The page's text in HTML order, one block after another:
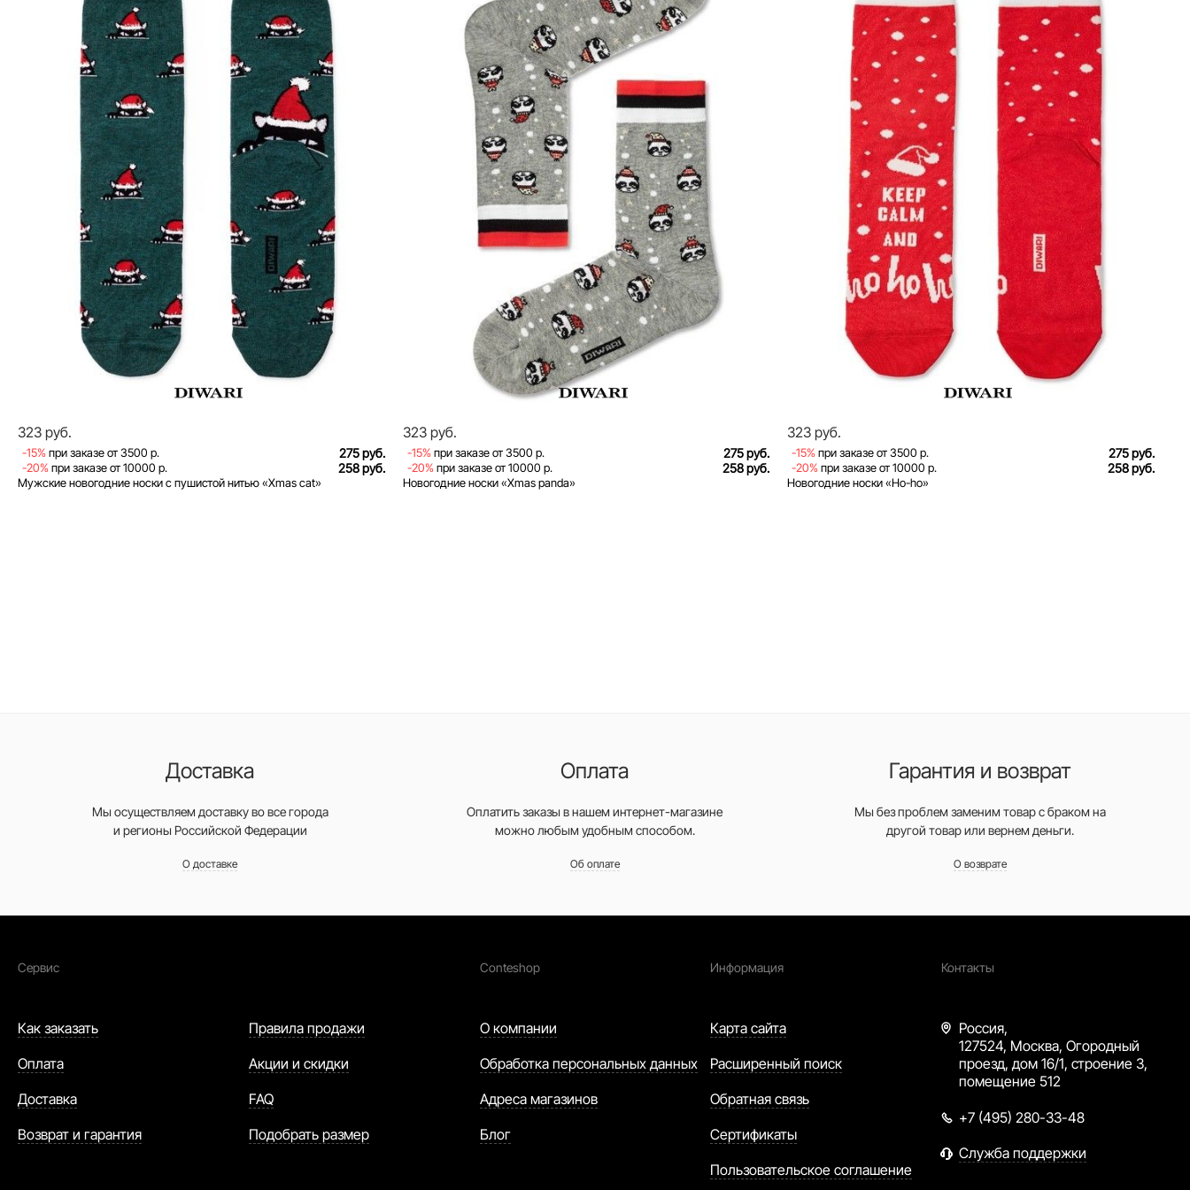
323 руб.
-15% при заказе от 3500 р. 275 руб.
-20% при заказе от 10000 р. 258 руб.
Мужские новогодние носки с пушистой нитью «Xmas cat»
323 руб.
-15% при заказе от 3500 р. 275 руб.
-20% при заказе от 10000 р. 258 руб.
Новогодние носки «Xmas panda»
323 руб.
-15%при заказе от 3500 р. 275 руб.
-20%при заказе от 10000 р. 258 руб.
Новогодние носки «Ho-ho»
Доставка
Мы осуществляем доставку во все города
и регионы Российской Федерации
О доставке
Оплата
Оплатить заказы в нашем интернет-магазине
можно любым удобным способом.
Об оплате
Гарантия и возврат
Мы без проблем заменим товар с браком на
другой товар или вернем деньги.
О возврате
Сервис
Как заказать
Оплата
Доставка
Возврат и гарантия
Правила продажи
Акции и скидки
FAQ
Подобрать размер
Conteshop
О компании
Обработка персональных данных
Адреса магазинов
Блог
Информация
Карта сайта
Расширенный поиск
Обратная связь
Сертификаты
Пользовательское соглашение
Контакты
Россия,
127524, Москва, Огородный
проезд, дом 16/1, строение 3,
помещение 512
+7 (495) 280-33-48
Служба поддержки